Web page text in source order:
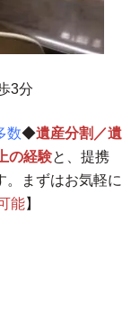
3分
数◆遺産分割／遺
の経験と、提携
。まずはお気軽に
能】